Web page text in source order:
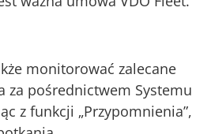
monitorować zalecane
za pośrednictwem Systemu
z funkcji „Przypomnienia”,